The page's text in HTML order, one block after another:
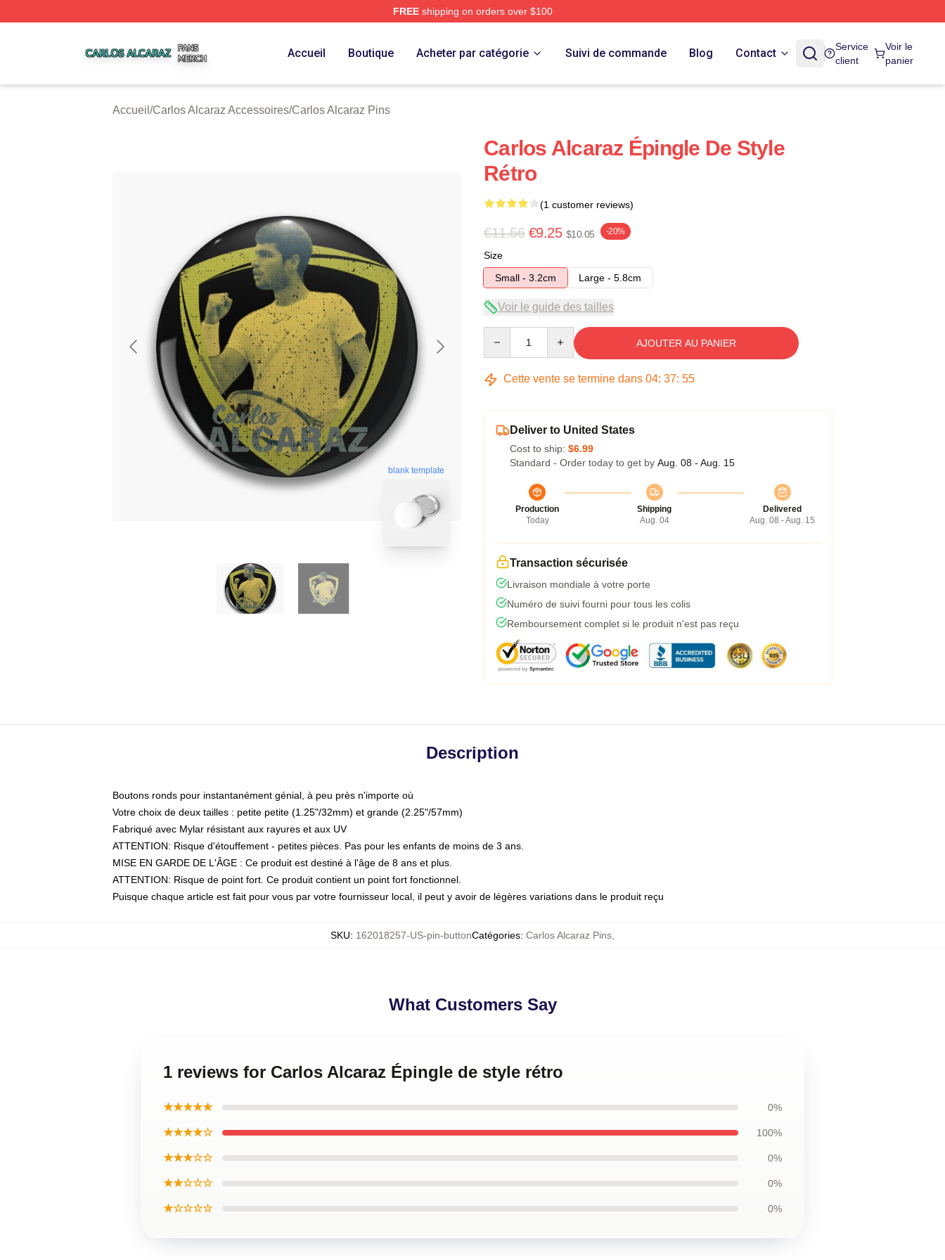
FREEshipping on orders over $100
Accueil Boutique Acheter par catégorie Suivi de commande Blog Contact
Service
client
Voir le
panier
Accueil /Carlos Alcaraz Accessoires/Carlos Alcaraz Pins
blank template
Carlos Alcaraz Épingle De Style
Rétro
(1 customer reviews)
€11.56 €9.25 $10.05 -20%
Size
Small - 3.2cm
Large - 5.8cm
Voir le guide des tailles
AJOUTER AU PANIER
Cette vente se termine dans 04: 37: 54
Deliver to United States
Cost to ship: $6.99
Standard - Order today to get by Aug. 08 - Aug. 15
Production
Today
Shipping
Aug. 04
Delivered
Aug. 08 - Aug. 15
Transaction sécurisée
Livraison mondiale à votre porte
Numéro de suivi fourni pour tous les colis
Remboursement complet si le produit n'est pas reçu
Description
Boutons ronds pour instantanément génial, à peu près n'importe où
Votre choix de deux tailles : petite petite (1.25"/32mm) et grande (2.25"/57mm)
Fabriqué avec Mylar résistant aux rayures et aux UV
ATTENTION: Risque d'étouffement - petites pièces. Pas pour les enfants de moins de 3 ans.
MISE EN GARDE DE L'ÂGE : Ce produit est destiné à l'âge de 8 ans et plus.
ATTENTION: Risque de point fort. Ce produit contient un point fort fonctionnel.
Puisque chaque article est fait pour vous par votre fournisseur local, il peut y avoir de légères variations dans le produit reçu
SKU: 162018257-US-pin-buttonCatégories: Carlos Alcaraz Pins
What Customers Say
1 reviews for Carlos Alcaraz Épingle de style rétro
★★★★★ 0%
★★★★☆ 100%
★★★☆☆ 0%
★★☆☆☆ 0%
★☆☆☆☆ 0%